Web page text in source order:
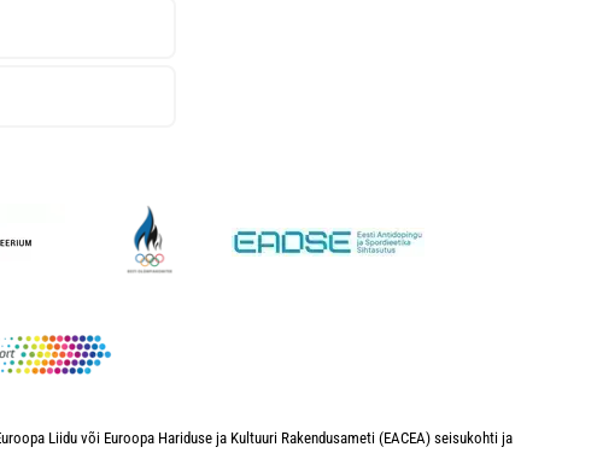
Liidu või Euroopa Hariduse ja Kultuuri Rakendusameti (EACEA) seisukohti ja